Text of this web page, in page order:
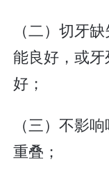
（二）切牙
能良好，或
好；
（三）不影
重叠；